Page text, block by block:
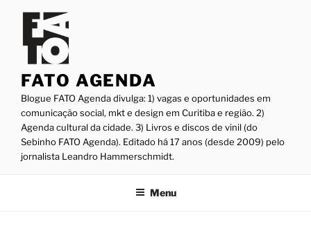
conteúdo
FATO AGENDA
Blogue FATO Agenda divulga: 1) vagas e oportunidades em
comunicação social, mkt e design em Curitiba e região. 2)
Agenda cultural da cidade. 3) Livros e discos de vinil (do
Sebinho FATO Agenda). Editado há 17 anos (desde 2009) pelo
jornalista Leandro Hammerschmidt.
Menu